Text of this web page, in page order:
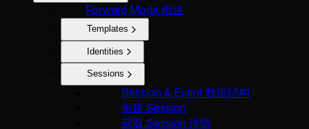
Forward Mode 概述
Templates
Identities
Sessions
Session & Event 数据结构
创建 Session
获取 Session 详情